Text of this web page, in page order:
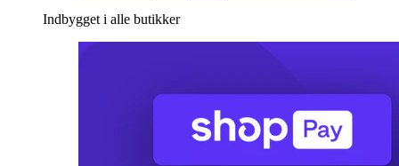
Indbygget i alle butikker